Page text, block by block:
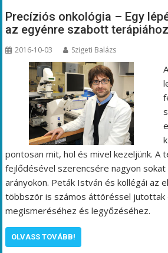
Precíziós onkológia – Egy
az egyénre szabott terápiához
2016-10-03 Szigeti Balázs
pontosan mit, hol és mivel kezeljünk. A
fejlődésével szerencsére nagyon sokat
arányokon. Peták István és kollégái az
többször is számos áttöréssel jutottak
megismeréséhez és legyőzéséhez.
OLVASS TOVÁBB!